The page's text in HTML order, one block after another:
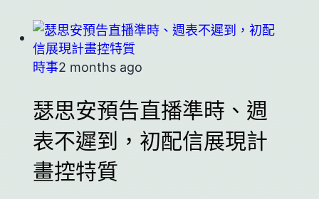
時事2 months ago
瑟思安預告直播準時、週
表不遲到，初配信展現計
畫控特質